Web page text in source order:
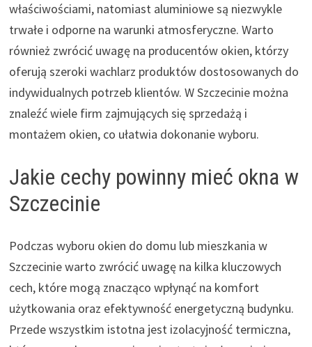
właściwościami, natomiast aluminiowe są niezwykle
trwałe i odporne na warunki atmosferyczne. Warto
również zwrócić uwagę na producentów okien, którzy
oferują szeroki wachlarz produktów dostosowanych do
indywidualnych potrzeb klientów. W Szczecinie można
znaleźć wiele firm zajmujących się sprzedażą i
montażem okien, co ułatwia dokonanie wyboru.
Jakie cechy powinny mieć okna w
Szczecinie
Podczas wyboru okien do domu lub mieszkania w
Szczecinie warto zwrócić uwagę na kilka kluczowych
cech, które mogą znacząco wpłynąć na komfort
użytkowania oraz efektywność energetyczną budynku.
Przede wszystkim istotna jest izolacyjność termiczna,